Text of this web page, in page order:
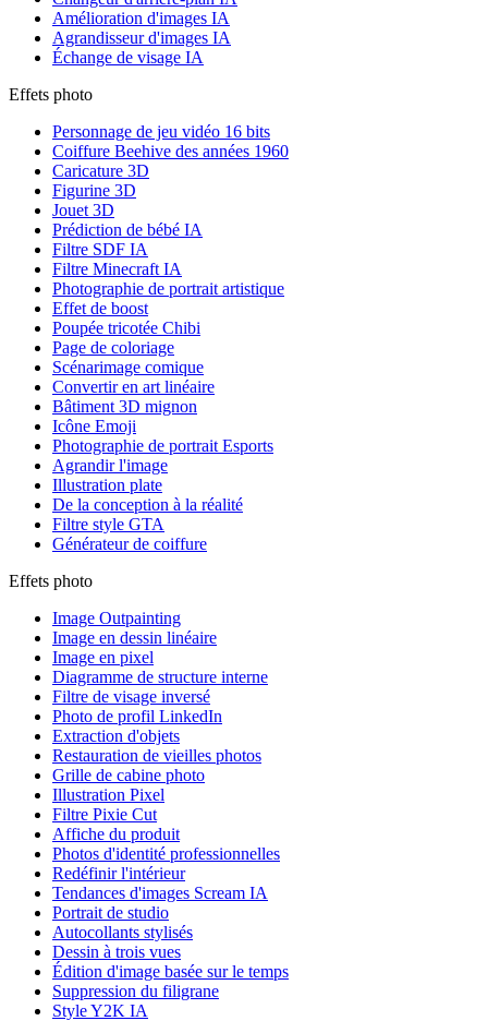
Amélioration d'images IA
Agrandisseur d'images IA
Échange de visage IA
Effets photo
Personnage de jeu vidéo 16 bits
Coiffure Beehive des années 1960
Caricature 3D
Figurine 3D
Jouet 3D
Prédiction de bébé IA
Filtre SDF IA
Filtre Minecraft IA
Photographie de portrait artistique
Effet de boost
Poupée tricotée Chibi
Page de coloriage
Scénarimage comique
Convertir en art linéaire
Bâtiment 3D mignon
Icône Emoji
Photographie de portrait Esports
Agrandir l'image
Illustration plate
De la conception à la réalité
Filtre style GTA
Générateur de coiffure
Effets photo
Image Outpainting
Image en dessin linéaire
Image en pixel
Diagramme de structure interne
Filtre de visage inversé
Photo de profil LinkedIn
Extraction d'objets
Restauration de vieilles photos
Grille de cabine photo
Illustration Pixel
Filtre Pixie Cut
Affiche du produit
Photos d'identité professionnelles
Redéfinir l'intérieur
Tendances d'images Scream IA
Portrait de studio
Autocollants stylisés
Dessin à trois vues
Édition d'image basée sur le temps
Suppression du filigrane
Style Y2K IA